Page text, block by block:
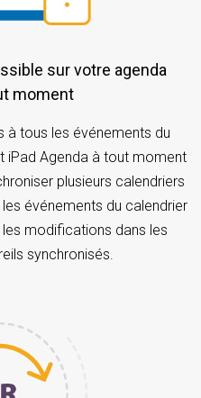
moment
à tous les événements du
iPad Agenda à tout moment
plusieurs calendriers
événements du calendrier
modifications dans les
synchronisés.